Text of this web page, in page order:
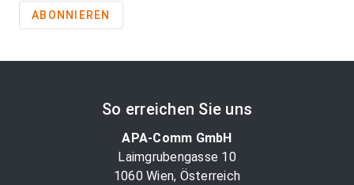
ABONNIEREN
So erreichen Sie uns
APA-Comm GmbH
Laimgrubengasse 10
1060 Wien, Österreich